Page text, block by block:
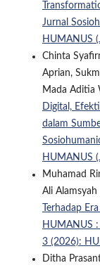
Jurnal
HUMANUS
Chinta
Aprian,
Mada Aditia
Digital,
dalam
HUMANUS
Muhamad
Ali
Terhadap
HUMANUS
3 (2026):
Ditha